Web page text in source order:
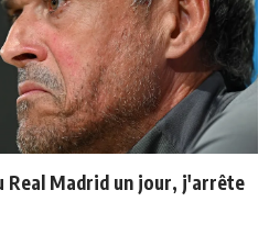
Real Madrid un jour, j'arrête